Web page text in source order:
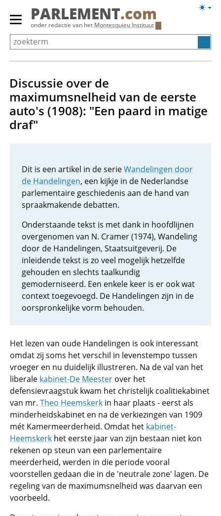
Overslaan
Primair
menu
tonen/verbergen
PARLEMENT.com
onder redactie van het Montesquieu Instituut
Discussie over de
maximumsnelheid van de eerste
auto's (1908): "Een paard in matige
draf"
Dit is een artikel in de serieWandelingen door
de Handelingen, een kijkje in de Nederlandse
parlementaire geschiedenis aan de hand van
spraakmakende debatten.
Onderstaande tekst is met dank in hoofdlijnen
overgenomen van N. Cramer (1974), Wandeling
door de Handelingen, Staatsuitgeverij. De
inleidende tekst is zo veel mogelijk hetzelfde
gehouden en slechts taalkundig
gemoderniseerd. Een enkele keer is er ook wat
context toegevoegd. De Handelingen zijn in de
oorspronkelijke vorm behouden.
Het lezen van oude Handelingen is ook interessant
omdat zij soms het verschil in levenstempo tussen
vroeger en nu duidelijk illustreren. Na de val van het
liberale kabinet-De Meester over het
defensievraagstuk kwam het christelijk coalitiekabinet
van mr. Theo Heemskerk in haar plaats - eerst als
minderheidskabinet en na de verkiezingen van 1909
mét Kamermeerderheid. Omdat het kabinet-
Heemskerk het eerste jaar van zijn bestaan niet kon
rekenen op steun van een parlementaire
meerderheid, werden in die periode vooral
voorstellen gedaan die in de 'neutrale zone' lagen. De
regeling van de maximumsnelheid was daarvan een
voorbeeld.